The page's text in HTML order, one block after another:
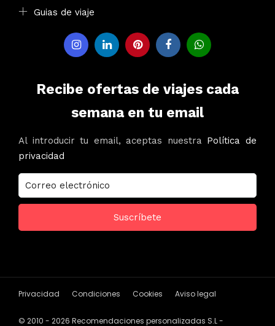
Guias de viaje
Recibe ofertas de viajes cada
semana en tu email
Al introducir tu email, aceptas nuestra Política de
privacidad
Privacidad Condiciones Cookies Aviso legal
© 2010 - 2026 Recomendaciones personalizadas S.L -